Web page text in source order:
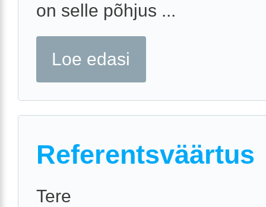
on selle põhjus ...
Loe edasi
Referentsväärtus
Tere